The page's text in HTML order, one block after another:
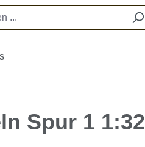
Spur 1 1:32